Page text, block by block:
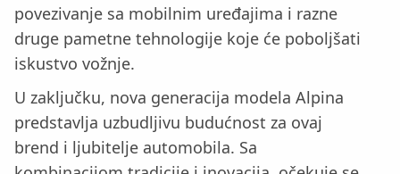
povezivanje sa mobilnim uređajima i razne
druge pametne tehnologije koje će poboljšati
iskustvo vožnje.
U zaključku, nova generacija modela Alpina
predstavlja uzbudljivu budućnost za ovaj
brend i ljubitelje automobila. Sa